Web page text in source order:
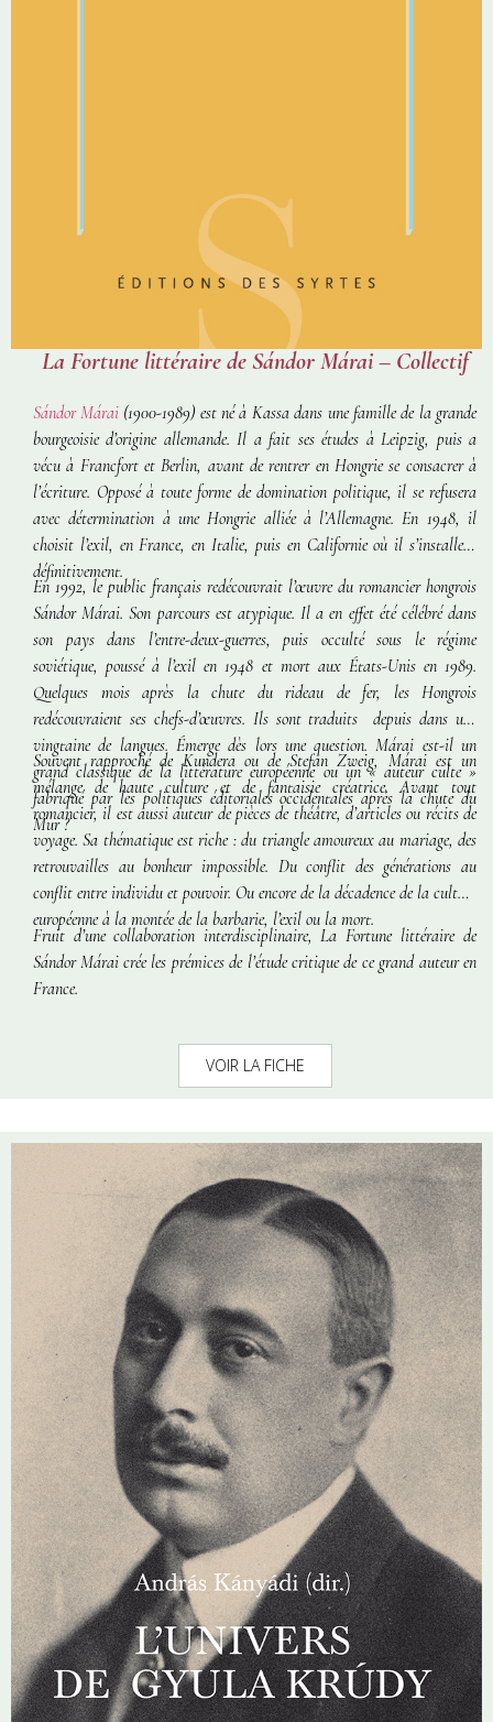
La Fortune littéraire de Sándor Márai – Collectif
Sándor Márai (1900-1989) est né à Kassa dans une famille de la grande
bourgeoisie d’origine allemande. Il a fait ses études à Leipzig, puis a
vécu à Francfort et Berlin, avant de rentrer en Hongrie se consacrer à
l’écriture. Opposé à toute forme de domination politique, il se refusera
avec détermination à une Hongrie alliée à l’Allemagne. En 1948, il
choisit l’exil, en France, en Italie, puis en Californie où il s’installera
définitivement.
En 1992, le public français redécouvrait l’œuvre du romancier hongrois
Sándor Márai. Son parcours est atypique. Il a en effet été célébré dans
son pays dans l’entre-deux-guerres, puis occulté sous le régime
soviétique, poussé à l’exil en 1948 et mort aux États-Unis en 1989.
Quelques mois après la chute du rideau de fer, les Hongrois
redécouvraient ses chefs-d’œuvres. Ils sont traduits depuis dans une
vingtaine de langues. Émerge dès lors une question. Márai est-il un
grand classique de la littérature européenne ou un « auteur culte »
fabriqué par les politiques éditoriales occidentales après la chute du
Mur ?
Souvent rapproché de Kundera ou de Stefan Zweig, Márai est un
mélange de haute culture et de fantaisie créatrice. Avant tout
romancier, il est aussi auteur de pièces de théâtre, d’articles ou récits de
voyage. Sa thématique est riche : du triangle amoureux au mariage, des
retrouvailles au bonheur impossible. Du conflit des générations au
conflit entre individu et pouvoir. Ou encore de la décadence de la culture
européenne à la montée de la barbarie, l’exil ou la mort.
Fruit d’une collaboration interdisciplinaire, La Fortune littéraire de
Sándor Márai crée les prémices de l’étude critique de ce grand auteur en
France.
VOIR LA FICHE